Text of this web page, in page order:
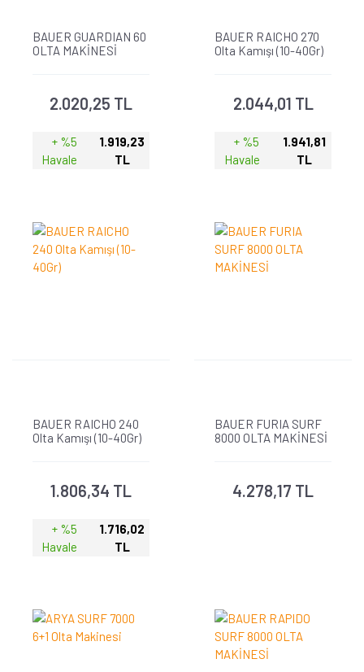
BAUER GUARDIAN 60
OLTA MAKİNESİ
2.020,25 TL
+ %5
Havale
1.919,23
TL
BAUER RAICHO 270
Olta Kamışı (10-40Gr)
2.044,01 TL
+ %5
Havale
1.941,81
TL
BAUER RAICHO 240
Olta Kamışı (10-40Gr)
1.806,34 TL
+ %5
Havale
1.716,02
TL
BAUER FURIA SURF
8000 OLTA MAKİNESİ
4.278,17 TL